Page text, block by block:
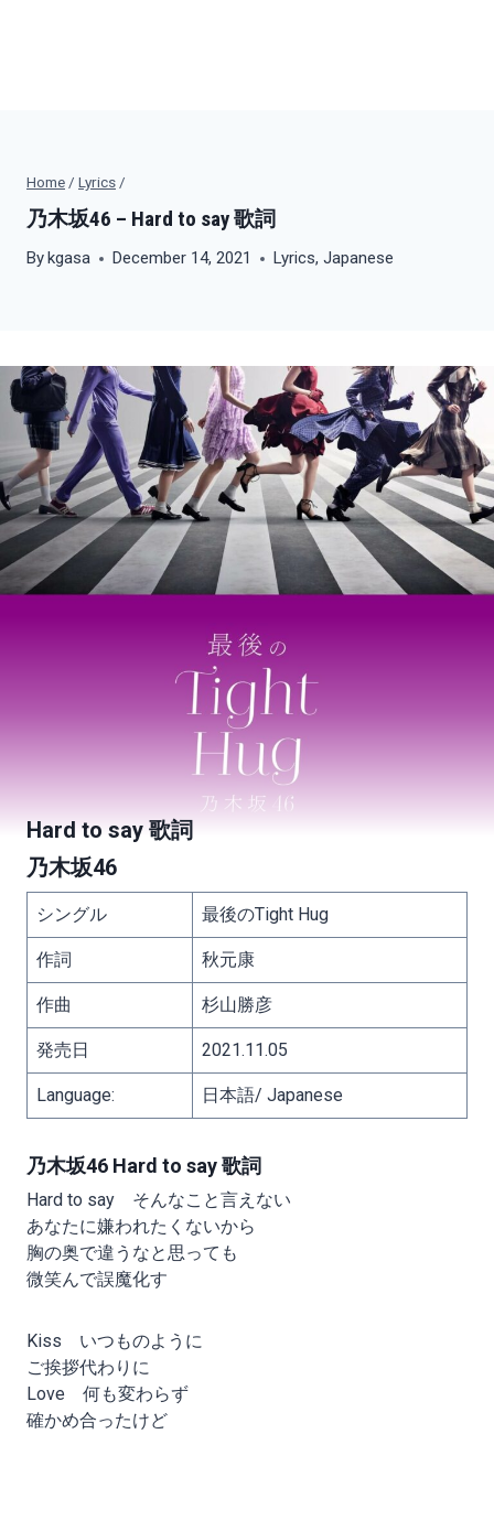
Home / Lyrics /
乃木坂46 – Hard to say 歌詞
Bykgasa December 14, 2021 Lyrics,Japanese
Hard to say 歌詞
乃木坂46
シングル 最後のTight Hug
作詞 秋元康
作曲 杉山勝彦
発売日 2021.11.05
Language: 日本語/ Japanese
乃木坂46 Hard to say 歌詞
Hard to say そんなこと言えない
あなたに嫌われたくないから
胸の奥で違うなと思っても
微笑んで誤魔化す
Kiss いつものように
ご挨拶代わりに
Love 何も変わらず
確かめ合ったけど